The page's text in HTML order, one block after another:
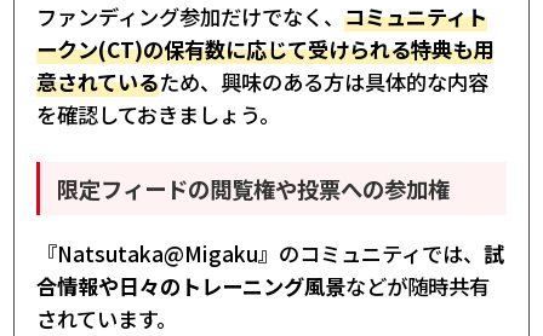
ファンディング参加だけでなく、 コミュニティト
ークン(CT)の保有数に応じて受けられる特典も用
意されているため、興味のある方は具体的な内容
を確認しておきましょう。
限定フィードの閲覧権や投票への参加権
『Natsutaka@Migaku』のコミュニティでは、 試
合情報や日々のトレーニング風景などが随時共有
されています。